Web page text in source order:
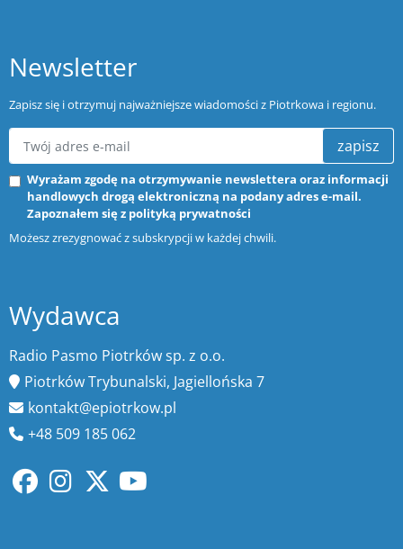
Newsletter
Zapisz się i otrzymuj najważniejsze wiadomości z Piotrkowa i regionu.
zapisz
Wyrażam zgodę na otrzymywanie newslettera oraz informacji
handlowych drogą elektroniczną na podany adres e-mail.
Zapoznałem się z polityką prywatności
Możesz zrezygnować z subskrypcji w każdej chwili.
Wydawca
Radio Pasmo Piotrków sp. z o.o.
Piotrków Trybunalski, Jagiellońska 7
kontakt@epiotrkow.pl
+48 509 185 062